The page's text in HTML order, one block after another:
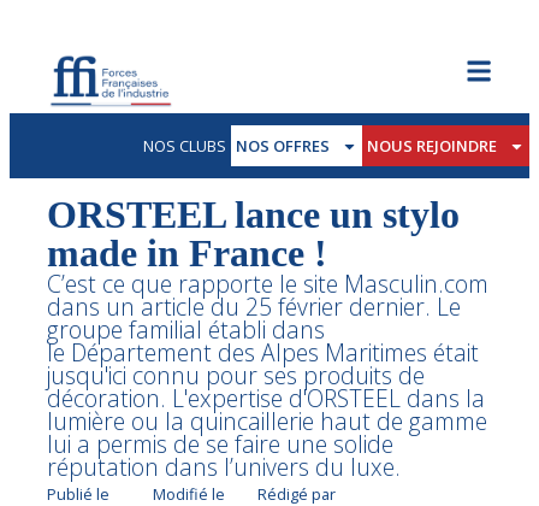
NOS CLUBS NOS OFFRES NOUS REJOINDRE
ORSTEEL lance un stylo
made in France !
C’est ce que rapporte le site Masculin.com
dans un article du 25 février dernier. Le
groupe familial établi dans
le Département des Alpes Maritimes était
jusqu'ici connu pour ses produits de
décoration. L'expertise d'ORSTEEL dans la
lumière ou la quincaillerie haut de gamme
lui a permis de se faire une solide
réputation dans l’univers du luxe.
Publié le Modifié le Rédigé par